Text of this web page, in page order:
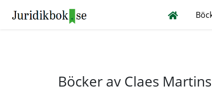
Böcker av Claes